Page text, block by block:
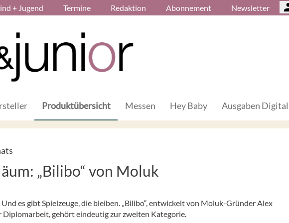
+ Jugend Termine Redaktion Abonnement Newsletter
Produktübersicht Messen Hey Baby Ausgaben Digital
„Bilibo“ von Moluk
Und es gibt Spielzeuge, die bleiben. „Bilibo“, entwickelt von Moluk-Gründer Alex
Diplomarbeit, gehört eindeutig zur zweiten Kategorie.